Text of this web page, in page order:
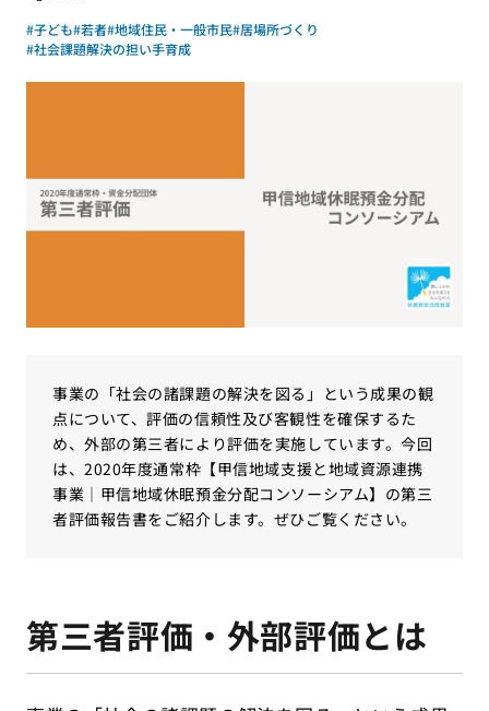
#子ども#若者#地域住民・一般市民#居場所づくり
#社会課題解決の担い手育成
事業の「社会の諸課題の解決を図る」という成果の観
点について、評価の信頼性及び客観性を確保するた
め、外部の第三者により評価を実施しています。今回
は、2020年度通常枠【甲信地域支援と地域資源連携
事業｜甲信地域休眠預金分配コンソーシアム】の第三
者評価報告書をご紹介します。ぜひご覧ください。
第三者評価・外部評価とは